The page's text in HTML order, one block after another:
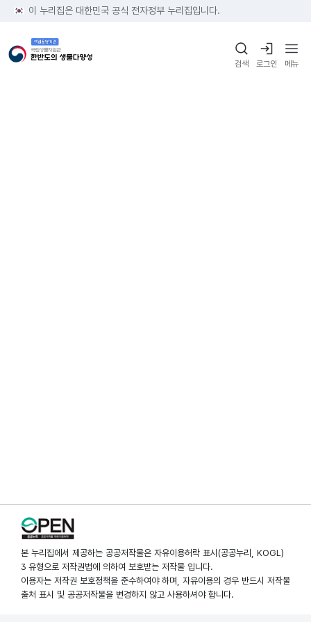
이 누리집은 대한민국 공식 전자정부 누리집입니다.
검색 로그인 메뉴
본 누리집에서 제공하는 공공저작물은 자유이용허락 표시(공공누리, KOGL)
3 유형으로 저작권법에 의하여 보호받는 저작물 입니다.
이용자는 저작권 보호정책을 준수하여야 하며, 자유이용의 경우 반드시 저작물
출처 표시 및 공공저작물을 변경하지 않고 사용하셔야 합니다.